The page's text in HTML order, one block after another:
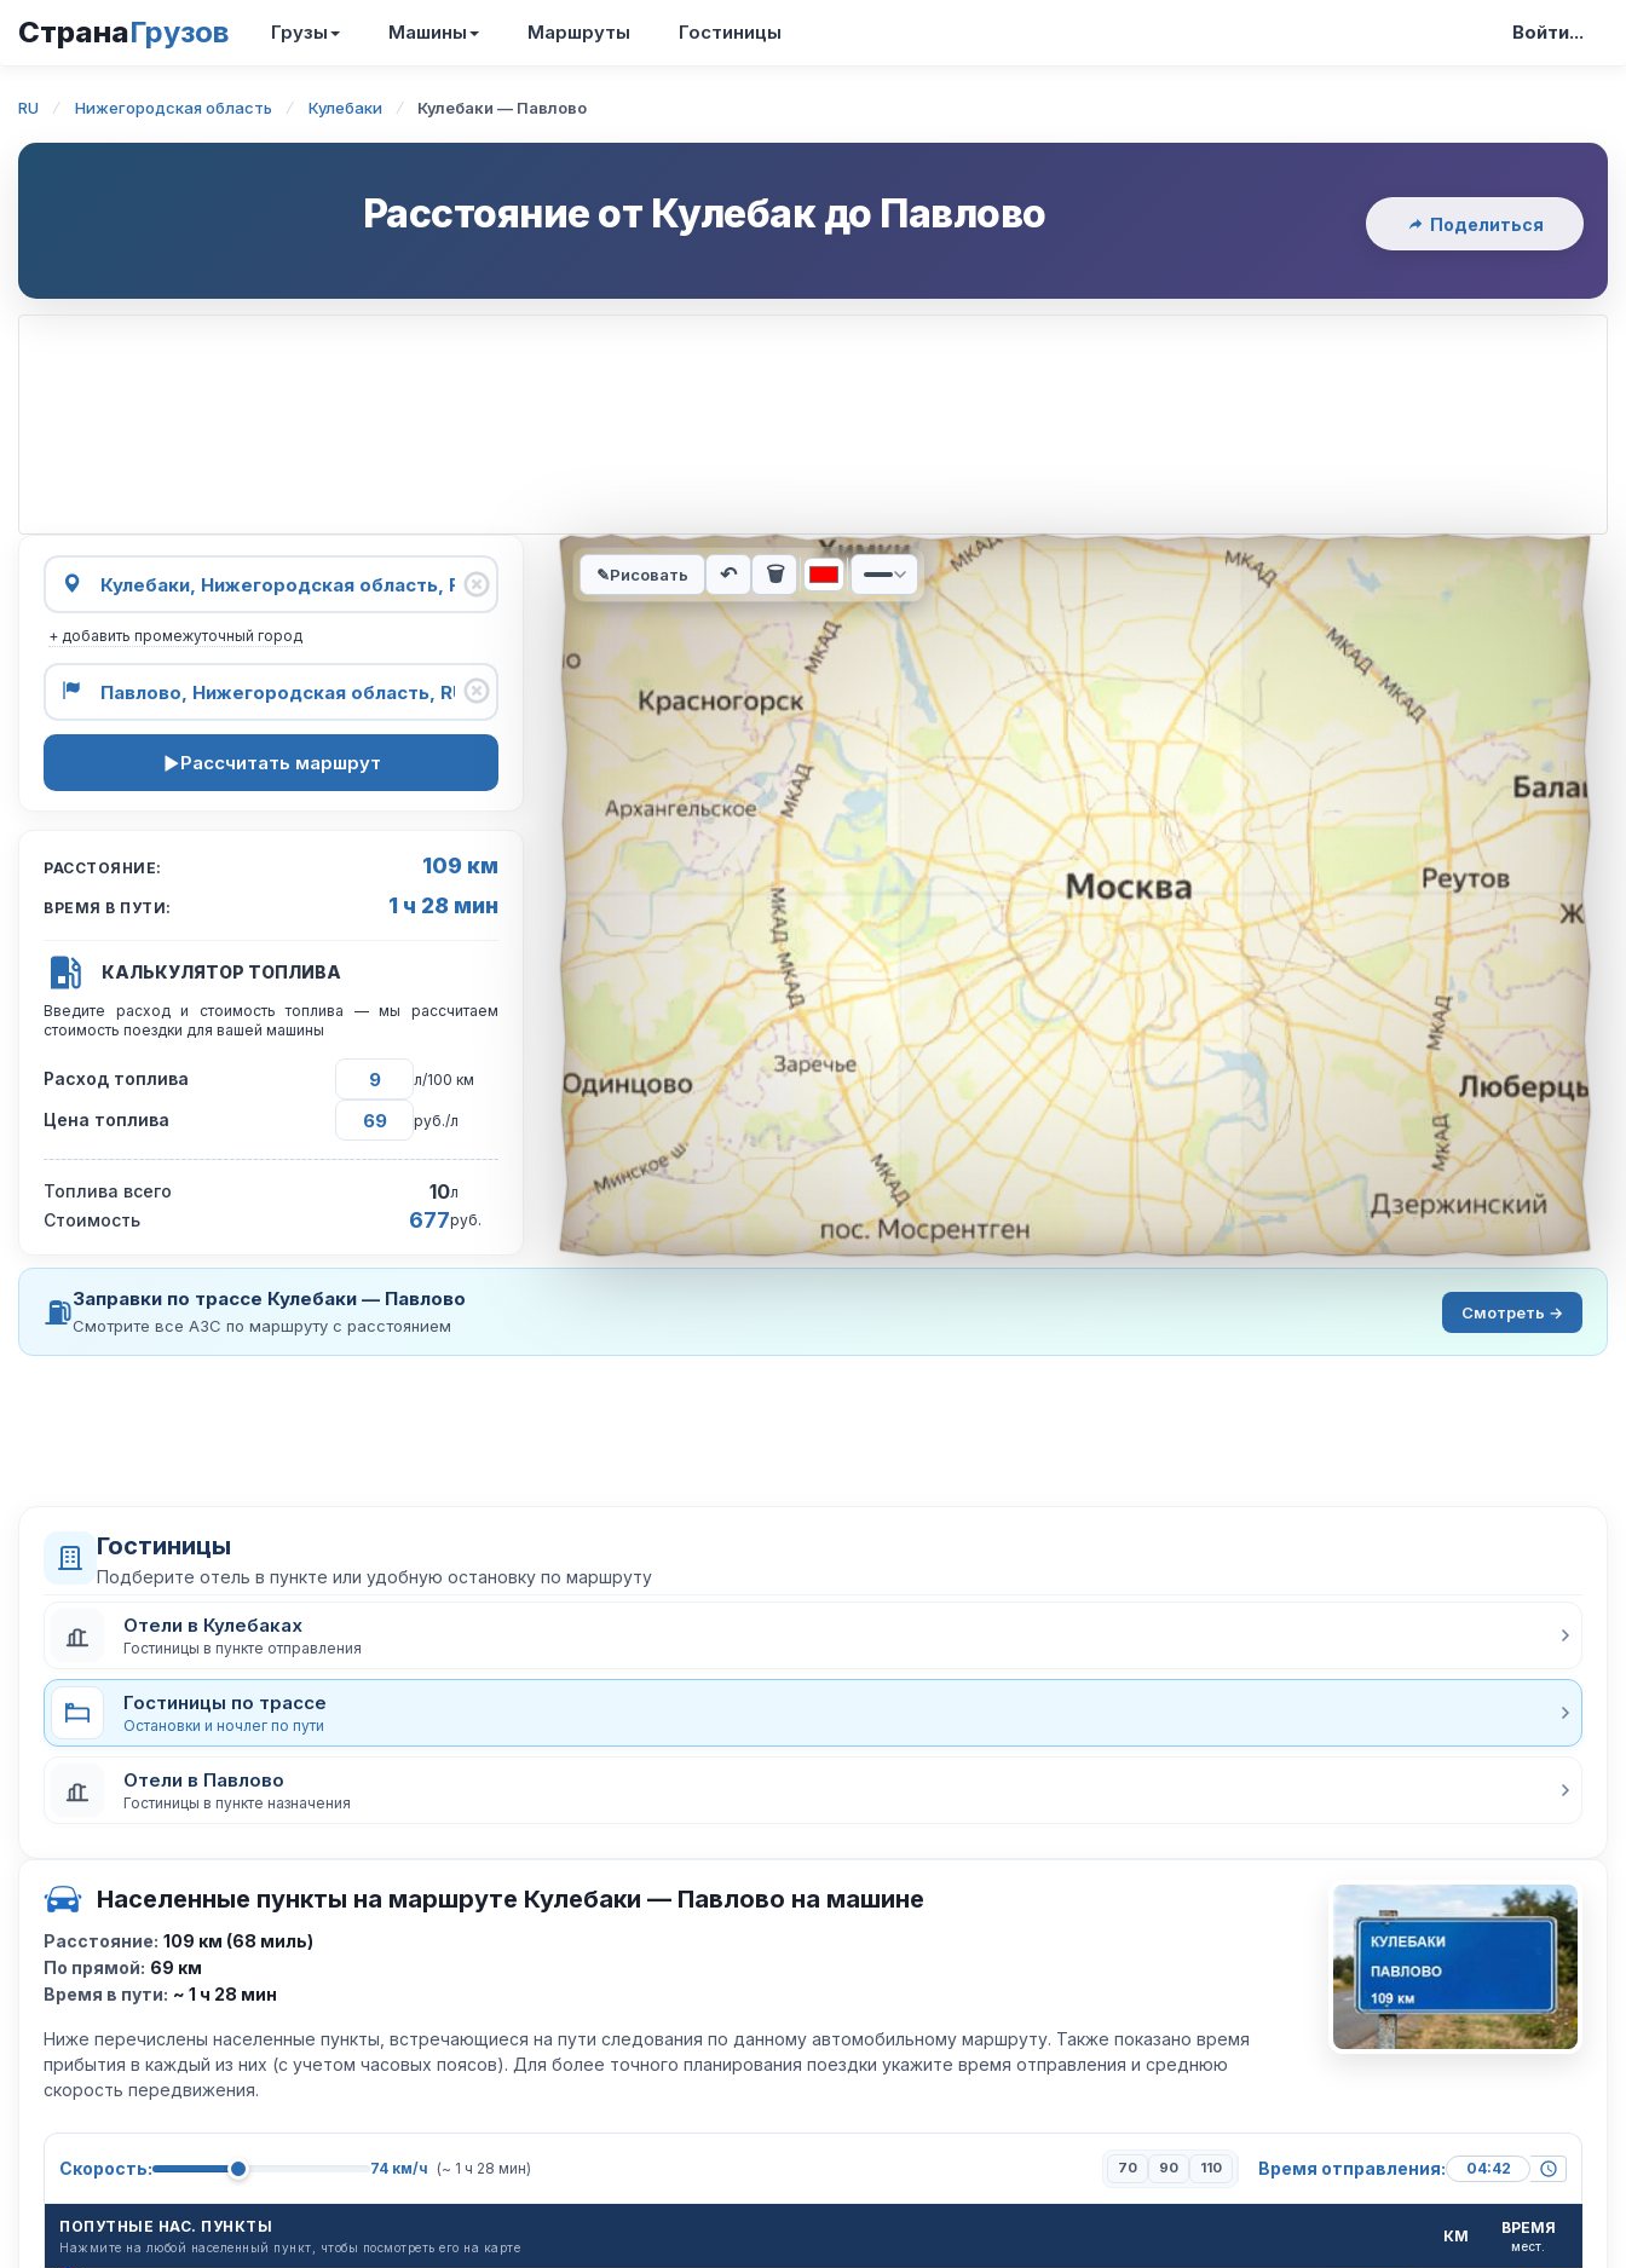
СтранаГрузов Грузы Машины Маршруты Гостиницы Войти...
RU Нижегородская область Кулебаки Кулебаки — Павлово
Расстояние от Кулебакдо Павлово Поделиться
+ добавить промежуточный город
Рассчитать маршрут
РАССТОЯНИЕ: 109 км
ВРЕМЯ В ПУТИ: 1 ч 28 мин
КАЛЬКУЛЯТОР ТОПЛИВА
Введите расход и стоимость топлива — мы рассчитаем
стоимость поездки для вашей машины
Расход топлива л/100 км
Цена топлива руб./л
Топлива всего 10л
Стоимость 677руб.
Интерактивная карта автомобильного маршрута из города Кулебаки в город Павлово.
✎Рисовать ↶ 🗑
⛽Заправки по трассе Кулебаки — Павлово
Смотрите все АЗС по маршруту с расстоянием
Смотреть →
Гостиницы
Подберите отель в пункте или удобную остановку по маршруту
Отели в Кулебаках
Гостиницы в пункте отправления
Гостиницы по трассе
Остановки и ночлег по пути
Отели в Павлово
Гостиницы в пункте назначения
Населенные пункты на маршруте Кулебаки — Павлово на машине
Расстояние: 109 км (68 миль)
По прямой: 69 км
Время в пути: ~ 1 ч 28 мин
Ниже перечислены населенные пункты, встречающиеся на пути следования по данному автомобильному маршруту. Также показано время
прибытия в каждый из них (с учетом часовых поясов). Для более точного планирования поездки укажите время отправления и среднюю
скорость передвижения.
Скорость: 74 км/ч (~ 1 ч 28 мин) 70 90 110 Время отправления:
ПОПУТНЫЕ НАС. ПУНКТЫ
Нажмите на любой населенный пункт, чтобы посмотреть его на карте
КМ ВРЕМЯ
мест.